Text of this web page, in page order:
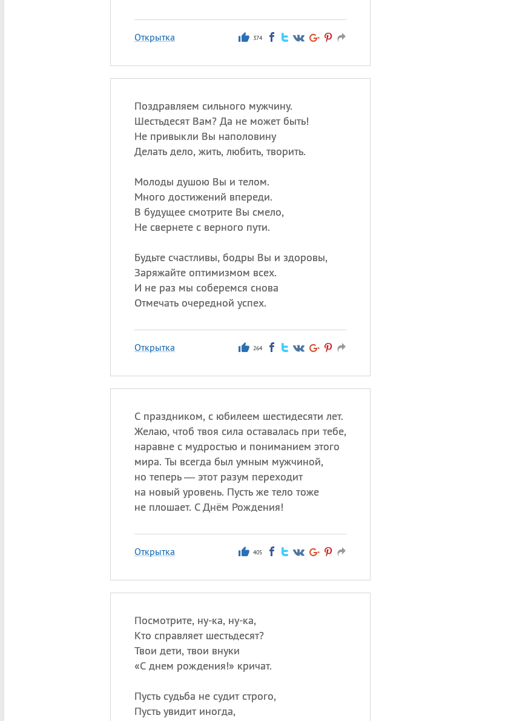
Открытка 374
Поздравляем сильного мужчину.
Шестьдесят Вам? Да не может быть!
Не привыкли Вы наполовину
Делать дело, жить, любить, творить.
Молоды душою Вы и телом.
Много достижений впереди.
В будущее смотрите Вы смело,
Не свернете с верного пути.
Будьте счастливы, бодры Вы и здоровы,
Заряжайте оптимизмом всех.
И не раз мы соберемся снова
Отмечать очередной успех.
Открытка 264
С праздником, с юбилеем шестидесяти лет.
Желаю, чтоб твоя сила оставалась при тебе,
наравне с мудростью и пониманием этого
мира. Ты всегда был умным мужчиной,
но теперь — этот разум переходит
на новый уровень. Пусть же тело тоже
не плошает. С Днём Рождения!
Открытка 405
Посмотрите, ну-ка, ну-ка,
Кто справляет шестьдесят?
Твои дети, твои внуки
«С днем рождения!» кричат.
Пусть судьба не судит строго,
Пусть увидит иногда,